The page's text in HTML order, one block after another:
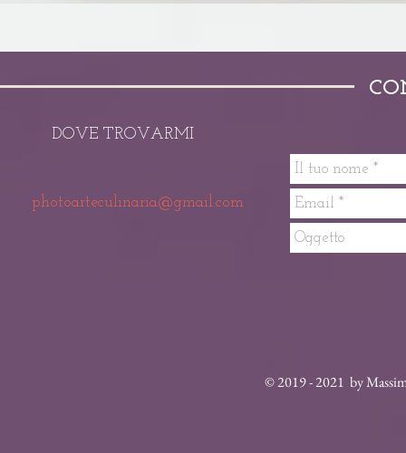
DOVE TROVARMI
photoarteculinaria@gmail.com
© 2019 - 2021 by